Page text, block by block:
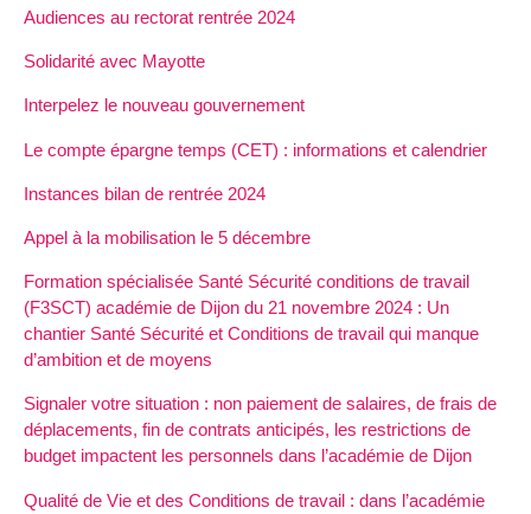
Audiences au rectorat rentrée 2024
Solidarité avec Mayotte
Interpelez le nouveau gouvernement
Le compte épargne temps (CET) : informations et calendrier
Instances bilan de rentrée 2024
Appel à la mobilisation le 5 décembre
Formation spécialisée Santé Sécurité conditions de travail
(F3SCT) académie de Dijon du 21 novembre 2024 : Un
chantier Santé Sécurité et Conditions de travail qui manque
d’ambition et de moyens
Signaler votre situation : non paiement de salaires, de frais de
déplacements, fin de contrats anticipés, les restrictions de
budget impactent les personnels dans l’académie de Dijon
Qualité de Vie et des Conditions de travail : dans l’académie